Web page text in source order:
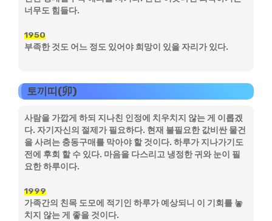
너무도 힘들다.
1950
부족한 것도 어느 정도 있어야 희망이 있을 자리가 있다.
토끼띠(卯)
사람을 가깝게 하되 지나친 인정에 치우치지 않는 게 이롭겠
다. 자기자신의 절제가 필요하다. 현재 불필요한 값비싼 물건
을 사려는 충동구매를 막아야 할 것이다. 하루가 지나가기도
전에 후회 할 수 있다. 마음을 다스리고 냉정한 귀와 눈이 필
요한 하루이다.
1999
가족간의 친목 도모에 적기인 하루가 예상되니 이 기회를 놓
치지 않는 게 좋을 것이다.